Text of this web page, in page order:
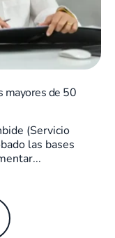
mayores de 50
(Servicio
las bases